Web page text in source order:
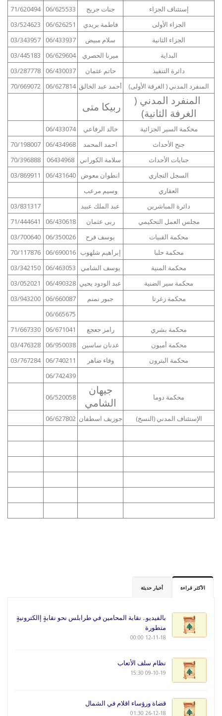
إستئناف الجزاء
جنات جريج 06/625533
71/620494
الجزاء الأولى
فاطمة بريدي 06/626251
03/524623
الجزاء الثانية
سلام مبيض 06/433937
03/343957
البداية
ميرنا الحصري 06/629604
03/445183
دائرة التنفيذ
حاتم عثمان 06/430037
03/287778
المنفرد المدني ( الغرفة الأولى)
أحمد عبد الخالق 06/627814
70/669072
المنفرد المدني (
الغرفة الثانية)
ربيكا متى
محكمة السير الجزائية خالد الرفاعي
06/433074
جنح الأحداث
احمد المحمد 06/434968
70/198007
جنايات الأحداث
سلامة الكوراني 06434968
70/396888
السجل التجاري
انطوان معوض 06/431640
03/869911
العقاري
وسيم مرعب
دائرة المباشرين
عبد الملك عبيد
03/831317
مجلس العمل التحكيمي
ربى عثمان 06/430618
71/444641
محكمة القبيات
يوسف فرح 06/350026
03/700640
محكمة حلبا
إبراهيم شلهوب 06/690016
70/117876
محكمة المنية
يوسف الشامي 06/463053
03/342150
محكمة سير الضنية
عبد الودود يحيي 06/490328
03/052021
محكمة زغرتا
جبور نمنم 06/660087
03/943200
06/665675
محكمة بشري
رامز جعجع 06/671041
71/667330
محكمة أميون
عدنان ساسين 06/950038
03/476328
محكمة البترون
وفاء ضاهر 06/740211
03/767284
06/742439
محكمة دوما
جيهان
الشامي
06/520058
الإستئناف المدني (النسخ) جوزيف اسطفان 06/627802
الأكثر قراءة أخبار حديثة
بالفيديو.. نقابة المحامين في طرابلس نحو نقابةٍ إالكترونيةٍ
متطورة
12-11-18 00:00
نظام سلف الأتعاب
09-10-19 15:30
قضاة ورؤساء اقلام في الشمال
26-12-18 01:30